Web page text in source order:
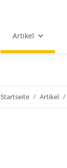
Artikel
Startseite Artikel